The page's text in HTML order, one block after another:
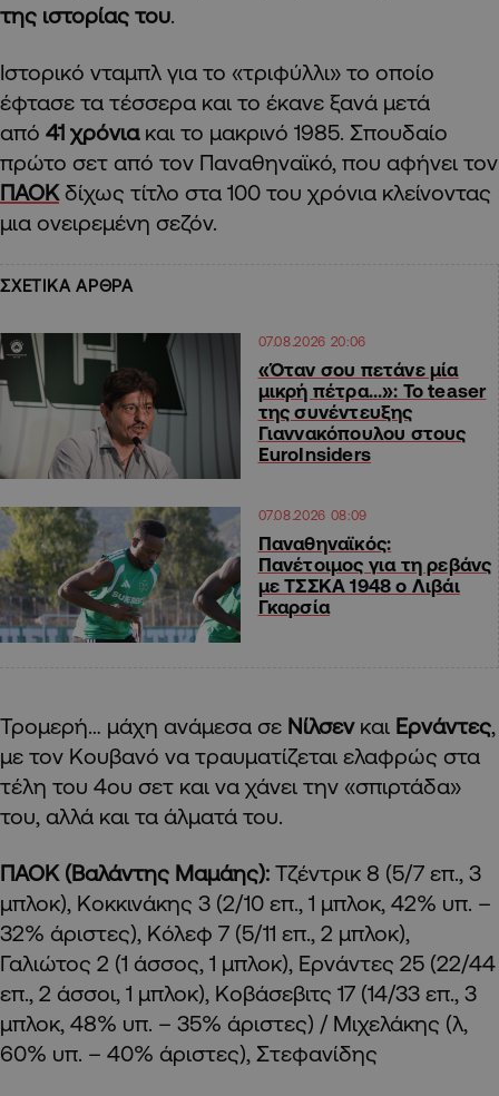
της ιστορίας του.
Ιστορικό νταμπλ για το «τριφύλλι» το οποίο
έφτασε τα τέσσερα και το έκανε ξανά μετά
από 41 χρόνιακαι το μακρινό 1985. Σπουδαίο
πρώτο σετ από τον Παναθηναϊκό, που αφήνει τον
ΠΑΟΚδίχως τίτλο στα 100 του χρόνια κλείνοντας
μια ονειρεμένη σεζόν.
ΣΧΕΤΙΚΑ ΑΡΘΡΑ
07.08.2026 20:06
«Όταν σου πετάνε μία
μικρή πέτρα…»: Το teaser
της συνέντευξης
Γιαννακόπουλου στους
EuroInsiders
07.08.2026 08:09
Παναθηναϊκός:
Πανέτοιμος για τη ρεβάνς
με ΤΣΣΚΑ 1948 ο Λιβάι
Γκαρσία
Τρομερή… μάχη ανάμεσα σε Νίλσενκαι Ερνάντες,
με τον Κουβανό να τραυματίζεται ελαφρώς στα
τέλη του 4ου σετ και να χάνει την «σπιρτάδα»
του, αλλά και τα άλματά του.
ΠΑΟΚ (Βαλάντης Μαμάης): Τζέντρικ 8 (5/7 επ., 3
μπλοκ), Κοκκινάκης 3 (2/10 επ., 1 μπλοκ, 42% υπ. –
32% άριστες), Κόλεφ 7 (5/11 επ., 2 μπλοκ),
Γαλιώτος 2 (1 άσσος, 1 μπλοκ), Ερνάντες 25 (22/44
επ., 2 άσσοι, 1 μπλοκ), Κοβάσεβιτς 17 (14/33 επ., 3
μπλοκ, 48% υπ. – 35% άριστες) / Μιχελάκης (λ,
60% υπ. – 40% άριστες), Στεφανίδης